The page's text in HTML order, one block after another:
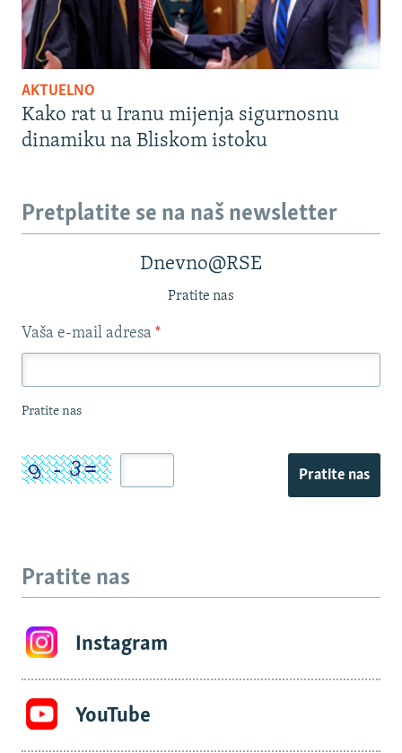
AKTUELNO
Kako rat u Iranu mijenja sigurnosnu
dinamiku na Bliskom istoku
Pretplatite se na naš newsletter
Dnevno@RSE
Pratite nas
Vaša e-mail adresa *
Pratite nas
Pratite nas
Pratite nas
Instagram
YouTube